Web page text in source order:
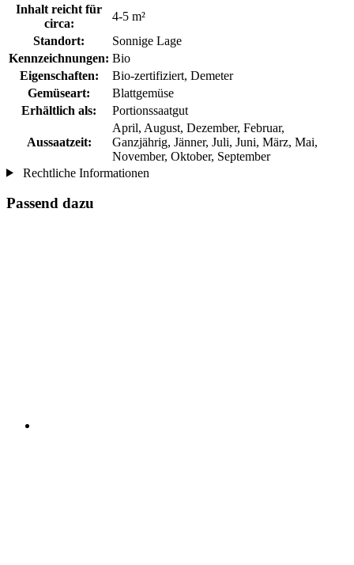
Inhalt reicht für
circa:
4-5 m²
Standort:
Sonnige Lage
Kennzeichnungen: Bio
Eigenschaften:
Bio-zertifiziert, Demeter
Gemüseart:
Blattgemüse
Erhältlich als:
Portionssaatgut
Aussaatzeit:
April, August, Dezember, Februar,
Ganzjährig, Jänner, Juli, Juni, März, Mai,
November, Oktober, September
Rechtliche Informationen
Passend dazu